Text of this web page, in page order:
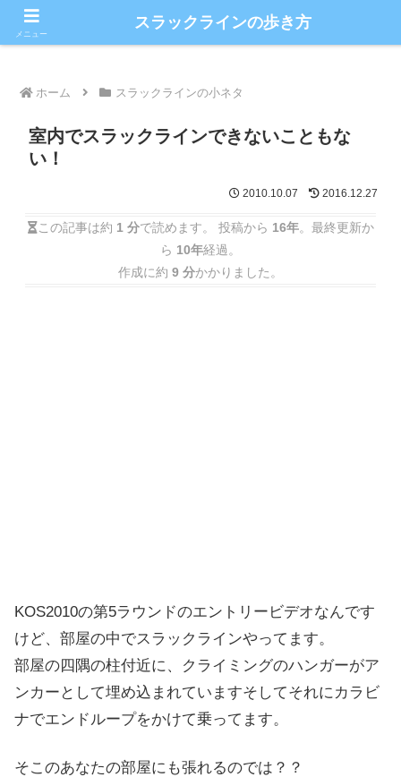
こだわりのスラックライン情報満載ブログ
ホーム スラックラインの小ネタ
室内でスラックラインできないこともな
い！
2010.10.07 2016.12.27
この記事は約 1 分で読めます。 投稿から 16年。最終更新か
ら 10年経過。
作成に約 9 分かかりました。
KOS2010の第5ラウンドのエントリービデオなんです
けど、部屋の中でスラックラインやってます。
部屋の四隅の柱付近に、クライミングのハンガーがア
ンカーとして埋め込まれていますそしてそれにカラビ
ナでエンドループをかけて乗ってます。
そこのあなたの部屋にも張れるのでは？？
メニュー
スラックラインの歩き方